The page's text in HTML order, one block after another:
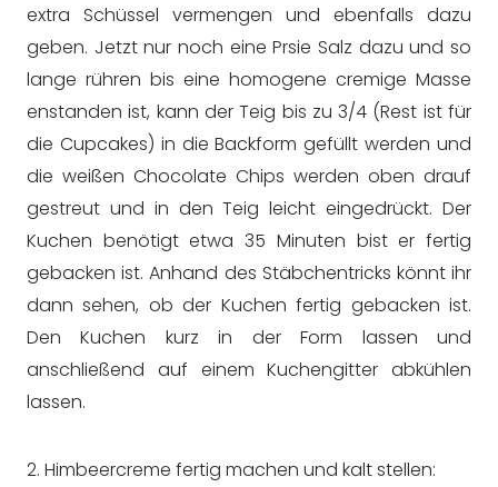
extra Schüssel vermengen und ebenfalls dazu
geben. Jetzt nur noch eine Prsie Salz dazu und so
lange rühren bis eine homogene cremige Masse
enstanden ist, kann der Teig bis zu 3/4 (Rest ist für
die Cupcakes) in die Backform gefüllt werden und
die weißen Chocolate Chips werden oben drauf
gestreut und in den Teig leicht eingedrückt. Der
Kuchen benötigt etwa 35 Minuten bist er fertig
gebacken ist. Anhand des Stäbchentricks könnt ihr
dann sehen, ob der Kuchen fertig gebacken ist.
Den Kuchen kurz in der Form lassen und
anschließend auf einem Kuchengitter abkühlen
lassen.
2. Himbeercreme fertig machen und kalt stellen: